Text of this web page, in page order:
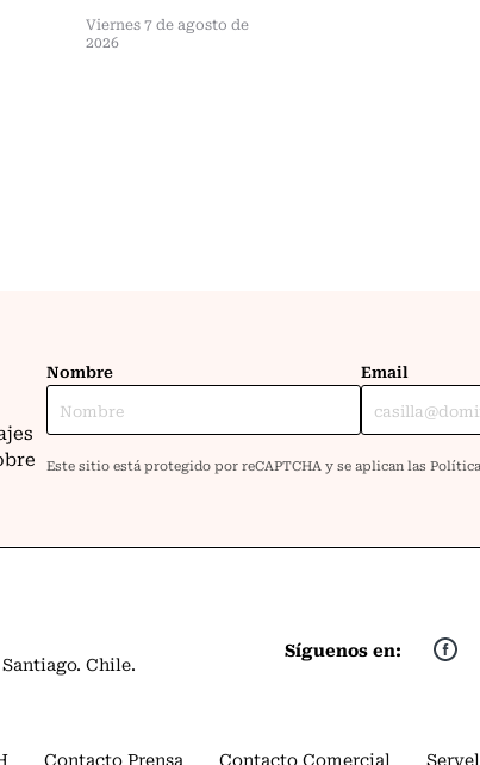
Viernes 7 de agosto de
2026
Chile.
Síguenos en:
Contacto Prensa Contacto Comercial Servel